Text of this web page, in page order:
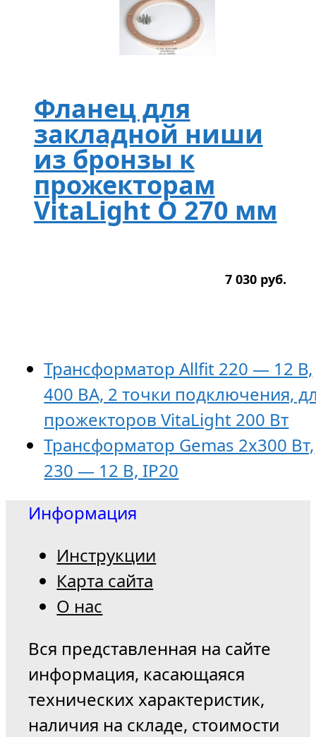
Фланец для
закладной ниши
из бронзы к
прожекторам
VitaLight O 270 мм
7 030 руб.
Трансформатор Allfit 220 — 12 В,
400 ВА, 2 точки подключения,
прожекторов VitaLight 200 Вт
Трансформатор Gemas 2х300 Вт,
230 — 12 B, IP20
Информация
Инструкции
Карта сайта
О нас
Вся представленная на сайте
информация, касающаяся
технических характеристик,
наличия на складе, стоимости